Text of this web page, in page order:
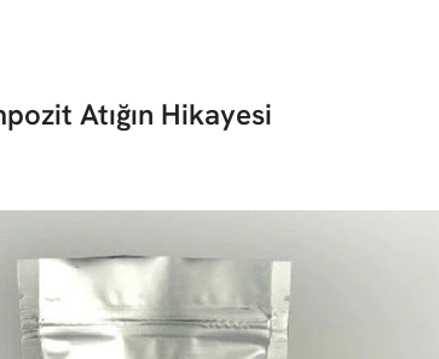
Atığın Hikayesi